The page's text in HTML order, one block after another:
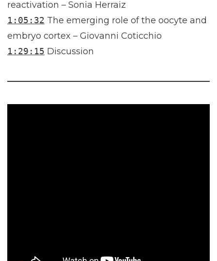
reactivation – Sonia Herraiz
1:05:32 The emerging role of the oocyte and
embryo cortex – Giovanni Coticchio
1:29:15 Discussion